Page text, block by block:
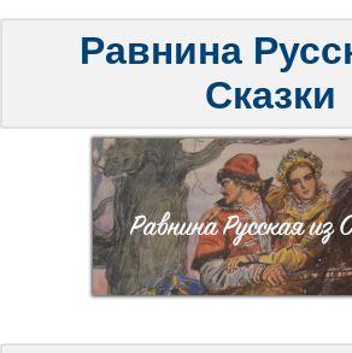
Равнина
Сказки